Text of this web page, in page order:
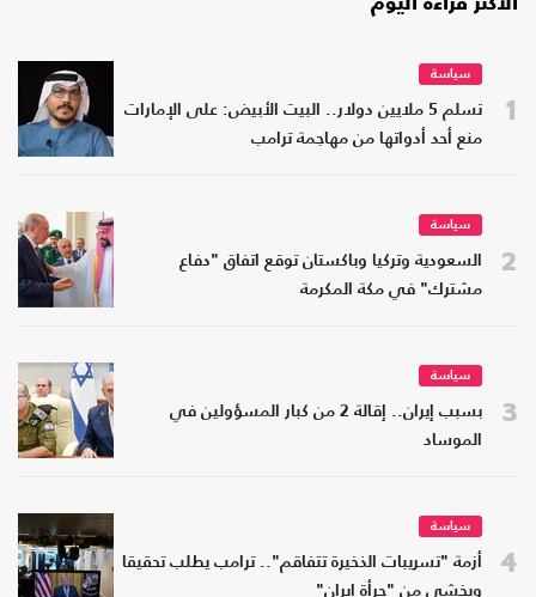
الأكثر قراءة اليوم
1
سياسة
تسلم 5 ملايين دولار.. البيت الأبيض: على الإمارات
منع أحد أدواتها من مهاجمة ترامب
2
سياسة
السعودية وتركيا وباكستان توقع اتفاق "دفاع
مشترك" في مكة المكرمة
3
سياسة
بسبب إيران.. إقالة 2 من كبار المسؤولين في
الموساد
4
سياسة
أزمة "تسريبات الذخيرة تتفاقم".. ترامب يطلب تحقيقا
ويخشى من "جرأة إيران"